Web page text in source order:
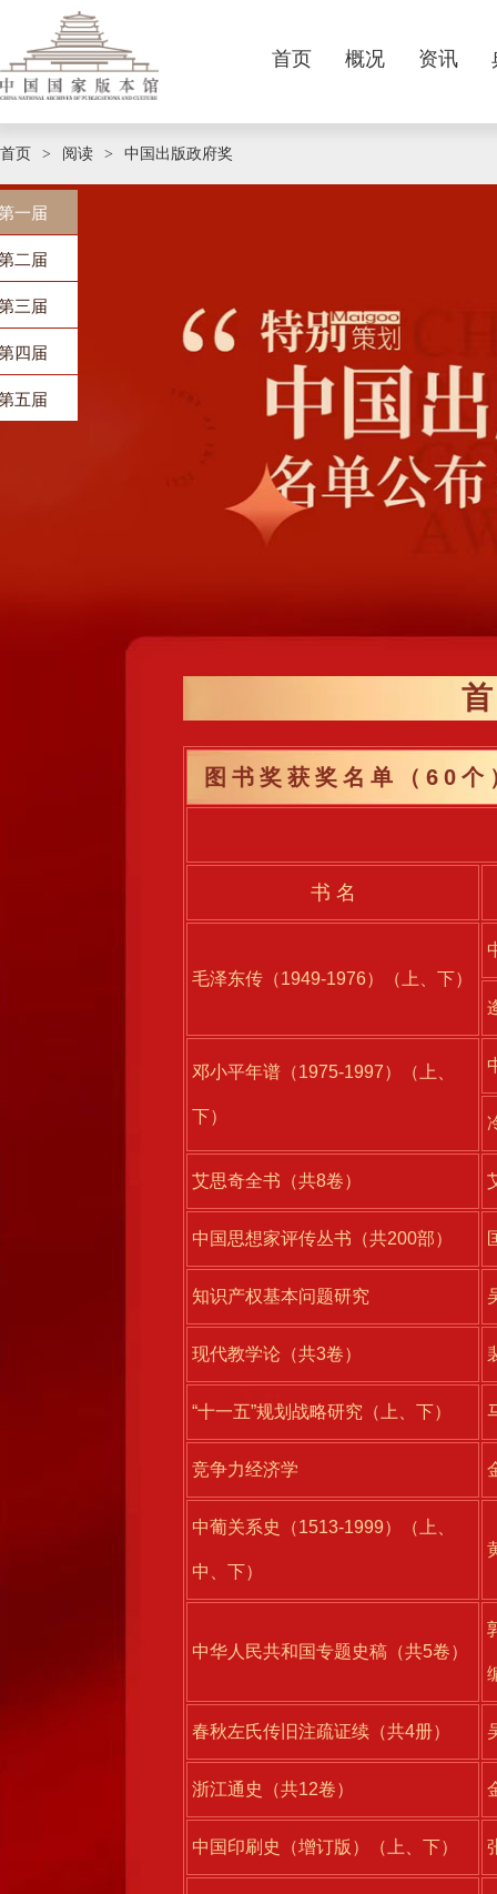
首页 概况 资讯
本馆简介 现任领导 职责定位
要闻 视频新闻 业界资讯
卷轴 连环画 宣传画
征集公告 征集动态 规章制度
主题展览 基本陈列 专题展览
国家版本数据中心 中华版本普查信息登录平台
标识服务 参观阅览 咨询服务
版本精品 版本荐书 期刊阅读
首页 > 阅读 > 中国出版政府奖
一届
二届
三届
四届
五届
图书奖获奖名单（60个
书 名
毛泽东传（1949-1976）（上、下）
邓小平年谱（1975-1997）（上、
下）
艾思奇全书（共8卷）
中国思想家评传丛书（共200部）
知识产权基本问题研究
现代教学论（共3卷）
“十一五”规划战略研究（上、下）
竞争力经济学
中葡关系史（1513-1999）（上、
中、下）
中华人民共和国专题史稿（共5卷）
春秋左氏传旧注疏证续（共4册）
浙江通史（共12卷）
中国印刷史（增订版）（上、下）